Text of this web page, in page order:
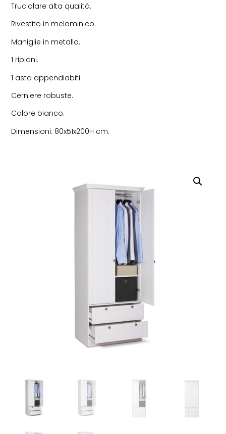
Truciolare alta qualità.
Rivestito in melaminico.
Maniglie in metallo.
1 ripiani.
1 asta appendiabiti.
Cerniere robuste.
Colore bianco.
Dimensioni: 80x51x200H cm.